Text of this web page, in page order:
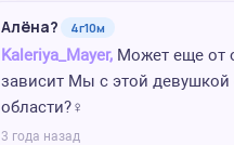
Алёна? 4г10м
Kaleriya_Mayer, Может еще от
зависит Мы с этой девушкой
области?‍♀️
3 года назад